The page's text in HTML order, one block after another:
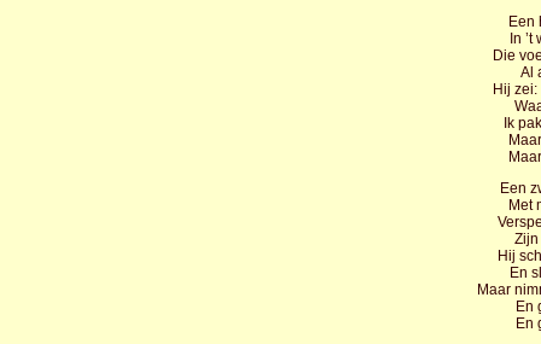
Een
In
Die
Al
Hij
Ik
Een
Met
Hij
En
Maar
En
En